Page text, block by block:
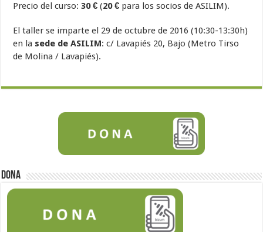
Precio del curso:30 € (20 € para los socios de ASILIM).
El taller se imparte el 29 de octubre de 2016 (10:30-13:30h)
en la sede de ASILIM: c/ Lavapiés 20, Bajo (Metro Tirso
de Molina / Lavapiés).
Dona